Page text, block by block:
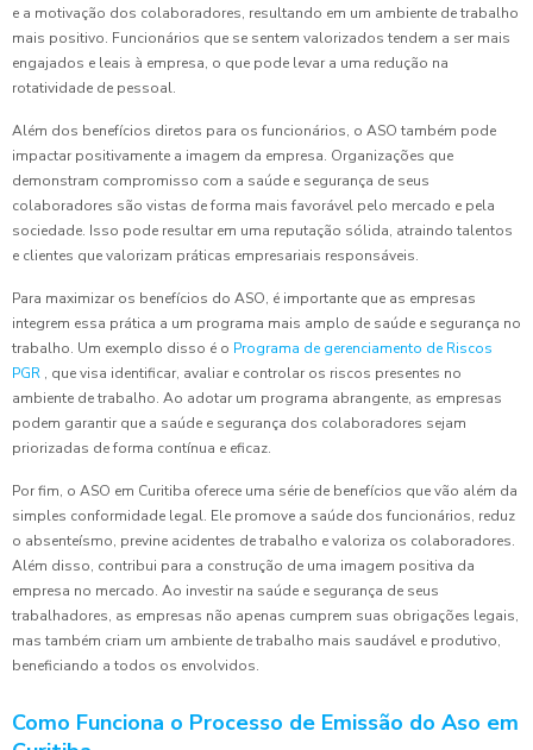
e a motivação dos colaboradores, resultando em um ambiente de trabalho
mais positivo. Funcionários que se sentem valorizados tendem a ser mais
engajados e leais à empresa, o que pode levar a uma redução na
rotatividade de pessoal.
Além dos benefícios diretos para os funcionários, o ASO também pode
impactar positivamente a imagem da empresa. Organizações que
demonstram compromisso com a saúde e segurança de seus
colaboradores são vistas de forma mais favorável pelo mercado e pela
sociedade. Isso pode resultar em uma reputação sólida, atraindo talentos
e clientes que valorizam práticas empresariais responsáveis.
Para maximizar os benefícios do ASO, é importante que as empresas
integrem essa prática a um programa mais amplo de saúde e segurança no
trabalho. Um exemplo disso é o Programa de gerenciamento de Riscos
PGR , que visa identificar, avaliar e controlar os riscos presentes no
ambiente de trabalho. Ao adotar um programa abrangente, as empresas
podem garantir que a saúde e segurança dos colaboradores sejam
priorizadas de forma contínua e eficaz.
Por fim, o ASO em Curitiba oferece uma série de benefícios que vão além da
simples conformidade legal. Ele promove a saúde dos funcionários, reduz
o absenteísmo, previne acidentes de trabalho e valoriza os colaboradores.
Além disso, contribui para a construção de uma imagem positiva da
empresa no mercado. Ao investir na saúde e segurança de seus
trabalhadores, as empresas não apenas cumprem suas obrigações legais,
mas também criam um ambiente de trabalho mais saudável e produtivo,
beneficiando a todos os envolvidos.
Como Funciona o Processo de Emissão do Aso em